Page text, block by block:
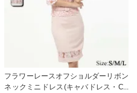
フラワーレースオフショルダーリボン
ネックミニドレス(キャバドレス・CA